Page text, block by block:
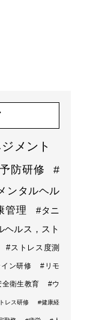
メント
防研修
#
ンタルヘル
管理
#タニ
ヘルス，スト
#ストレス度測
ン研修 #リモ
全衛生教育 #ウ
レス研修 #健康経